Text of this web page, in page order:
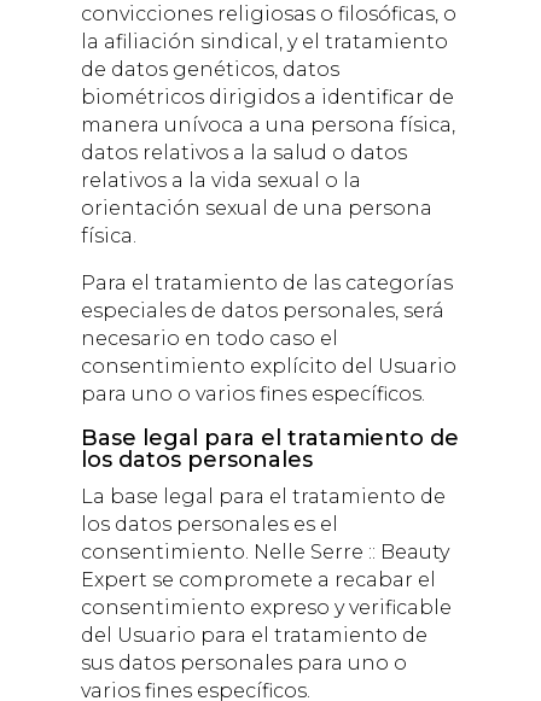
convicciones religiosas o filosóficas, o
la afiliación sindical, y el tratamiento
de datos genéticos, datos
biométricos dirigidos a identificar de
manera unívoca a una persona física,
datos relativos a la salud o datos
relativos a la vida sexual o la
orientación sexual de una persona
física.
Para el tratamiento de las categorías
especiales de datos personales, será
necesario en todo caso el
consentimiento explícito del Usuario
para uno o varios fines específicos.
Base legal para el tratamiento de
los datos personales
La base legal para el tratamiento de
los datos personales es el
consentimiento. Nelle Serre :: Beauty
Expert se compromete a recabar el
consentimiento expreso y verificable
del Usuario para el tratamiento de
sus datos personales para uno o
varios fines específicos.